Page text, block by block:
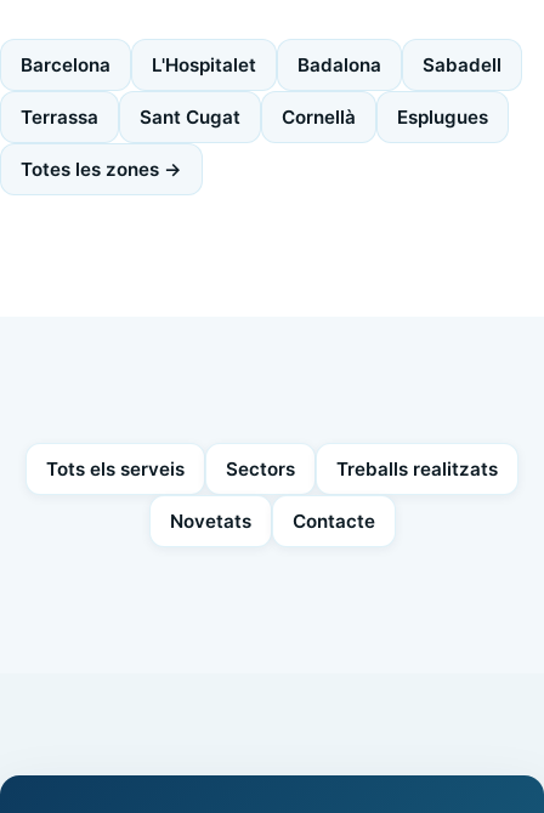
Barcelona L'Hospitalet Badalona Sabadell
Terrassa Sant Cugat Cornellà Esplugues
Totes les zones →
Tots els serveis Sectors Treballs realitzats
Novetats Contacte